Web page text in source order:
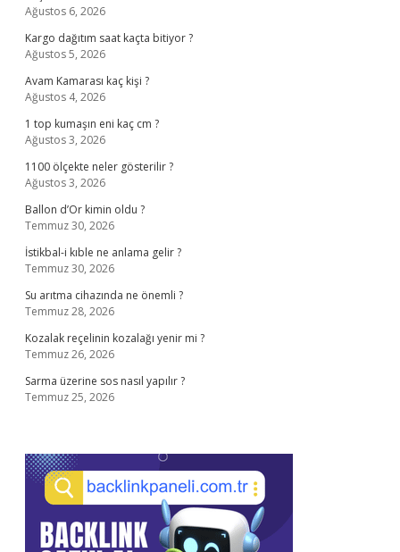
Ağustos 6, 2026
Kargo dağıtım saat kaçta bitiyor ?
Ağustos 5, 2026
Avam Kamarası kaç kişi ?
Ağustos 4, 2026
1 top kumaşın eni kaç cm ?
Ağustos 3, 2026
1100 ölçekte neler gösterilir ?
Ağustos 3, 2026
Ballon d’Or kimin oldu ?
Temmuz 30, 2026
İstikbal-i kıble ne anlama gelir ?
Temmuz 30, 2026
Su arıtma cihazında ne önemli ?
Temmuz 28, 2026
Kozalak reçelinin kozalağı yenir mi ?
Temmuz 26, 2026
Sarma üzerine sos nasıl yapılır ?
Temmuz 25, 2026